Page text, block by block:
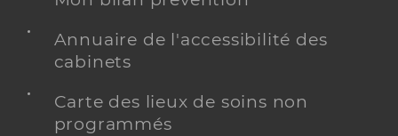
Annuaire de l'accessibilité des
cabinets
Carte des lieux de soins non
programmés